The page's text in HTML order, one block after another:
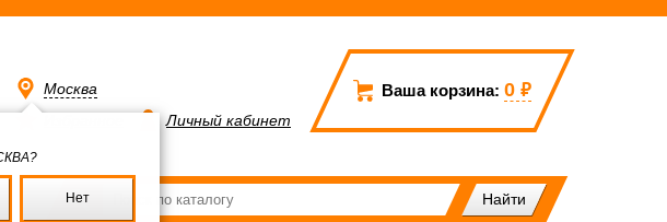
Ваша корзина: 0 ₽
Москва
Нет
Личный кабинет